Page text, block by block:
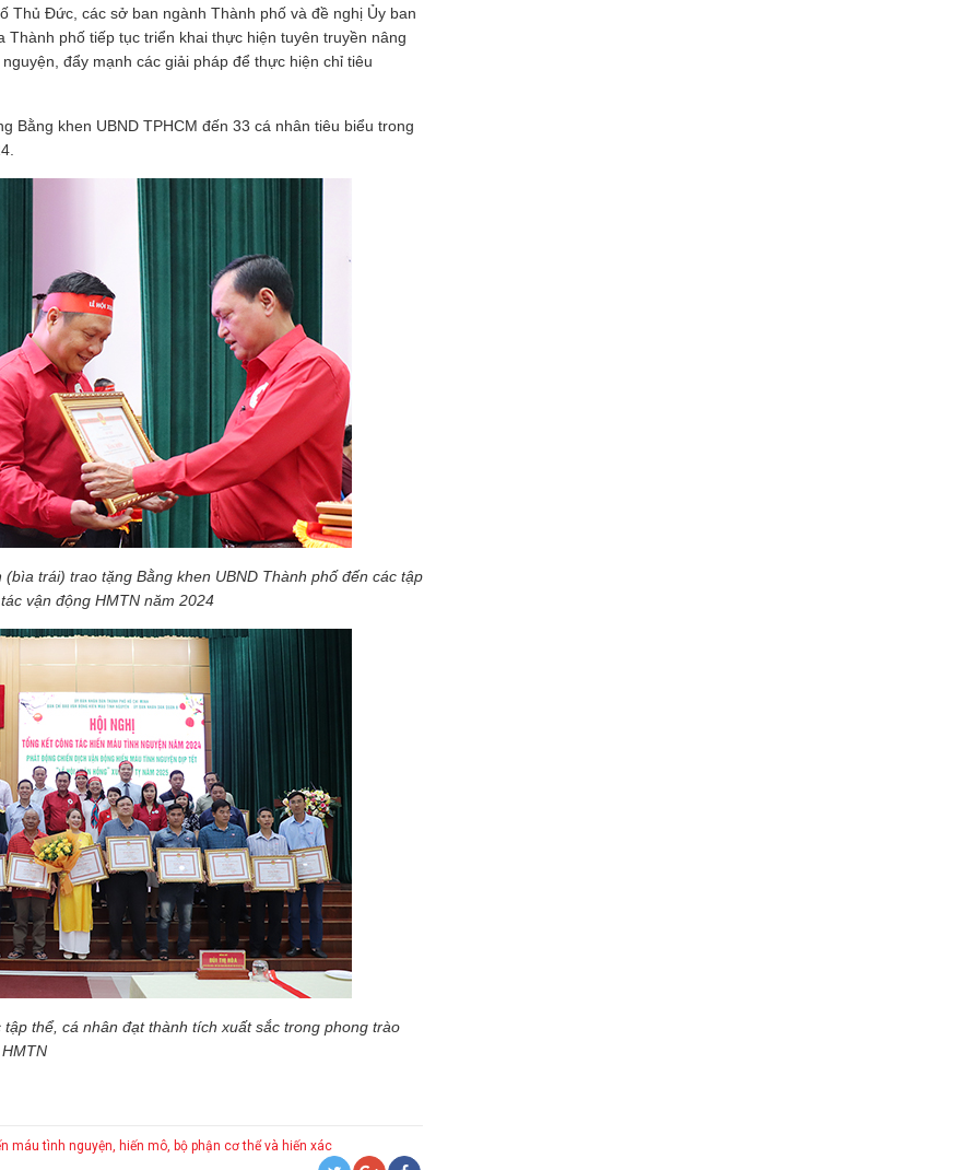
Thủ Đức, các sở ban ngành Thành phố và đề nghị Ủy ban
phố tiếp tục triển khai thực hiện tuyên truyền nâng
đẩy mạnh các giải pháp để thực hiện chỉ tiêu
Bằng khen UBND TPHCM đến 33 cá nhân tiêu biểu trong
trái) trao tặng Bằng khen UBND Thành phố đến các tập
vận động HMTN năm 2024
thể, cá nhân đạt thành tích xuất sắc trong phong trào
HMTN
máu tình nguyện, hiến mô, bộ phận cơ thể và hiến xác